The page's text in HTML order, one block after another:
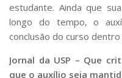
estudante. Ainda que
longo do tempo, o
conclusão do curso
Jornal da USP – Que
que o auxílio seja